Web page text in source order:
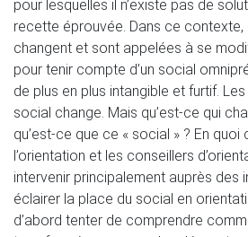
pour lesquelles il n’existe pas de
recette éprouvée. Dans ce contexte,
changent et sont appelées à se
pour tenir compte d’un social
de plus en plus intangible et furtif.
social change. Mais qu’est-ce qui
qu’est-ce que ce « social » ? En quoi
l’orientation et les conseillers
intervenir principalement auprès des
éclairer la place du social en
d’abord tenter de comprendre